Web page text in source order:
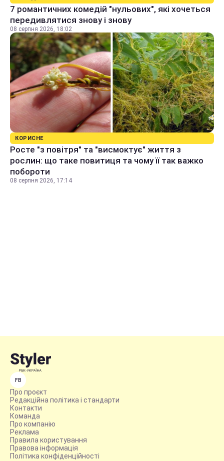
7 романтичних комедій "нульових", які хочеться
передивлятися знову і знову
08 серпня 2026, 18:02
КОРИСНЕ
Росте "з повітря" та "висмоктує" життя з
рослин: що таке повитиця та чому її так важко
побороти
08 серпня 2026, 17:14
FB
Про проєкт
Редакційна політика і стандарти
Контакти
Команда
Про компанію
Реклама
Правила користування
Правова інформація
Політика конфіденційності